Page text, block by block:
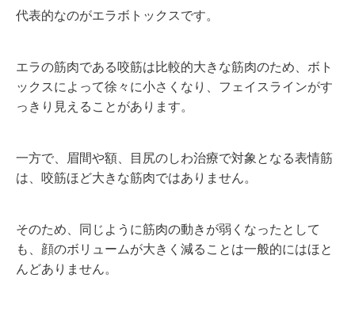
代表的なのがエラボトックスです。
エラの筋肉である咬筋は比較的大きな筋肉のため、ボト
ックスによって徐々に小さくなり、フェイスラインがす
っきり見えることがあります。
一方で、眉間や額、目尻のしわ治療で対象となる表情筋
は、咬筋ほど大きな筋肉ではありません。
そのため、同じように筋肉の動きが弱くなったとして
も、顔のボリュームが大きく減ることは一般的にはほと
んどありません。